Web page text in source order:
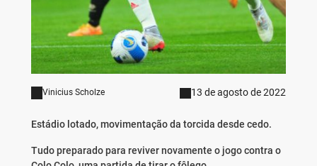
Vinicius Scholze 13 de agosto de 2022
Estádio lotado, movimentação da torcida desde cedo.
Tudo preparado para reviver novamente o jogo contra o